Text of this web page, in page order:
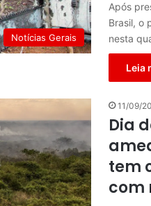
Notícias Gerais
Após
Brasil, o
nesta
Leia
11/09/
Dia
tem
com